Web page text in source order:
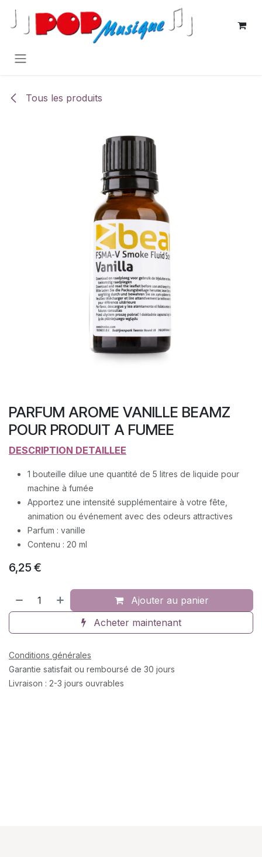
Se rendre au contenu
Tous les produits
PARFUM AROME VANILLE BEAMZ
POUR PRODUIT A FUMEE
DESCRIPTION DETAILLEE
1 bouteille dilue une quantité de 5 litres de liquide pour
machine à fumée
Apportez une intensité supplémentaire à votre fête,
animation ou événement avec des odeurs attractives
Parfum : vanille
Contenu : 20 ml
6,25 €
Ajouter au panier
Acheter maintenant
Conditions générales
Garantie satisfait ou remboursé de 30 jours
Livraison : 2-3 jours ouvrables